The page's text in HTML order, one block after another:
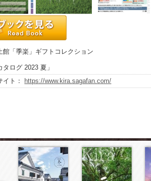
館「季楽」ギフトコレクション
タログ 2023 夏」
イト：
https://www.kira.sagafan.com/